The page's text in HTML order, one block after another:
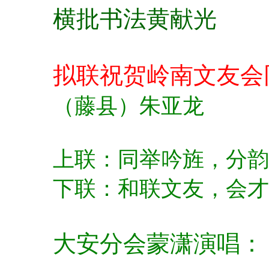
横批书法黄献光
拟联祝贺岭南文友
（藤县）朱亚龙
上联：同举吟旌，分
下联：和联文友，会
大安分会蒙潇演唱